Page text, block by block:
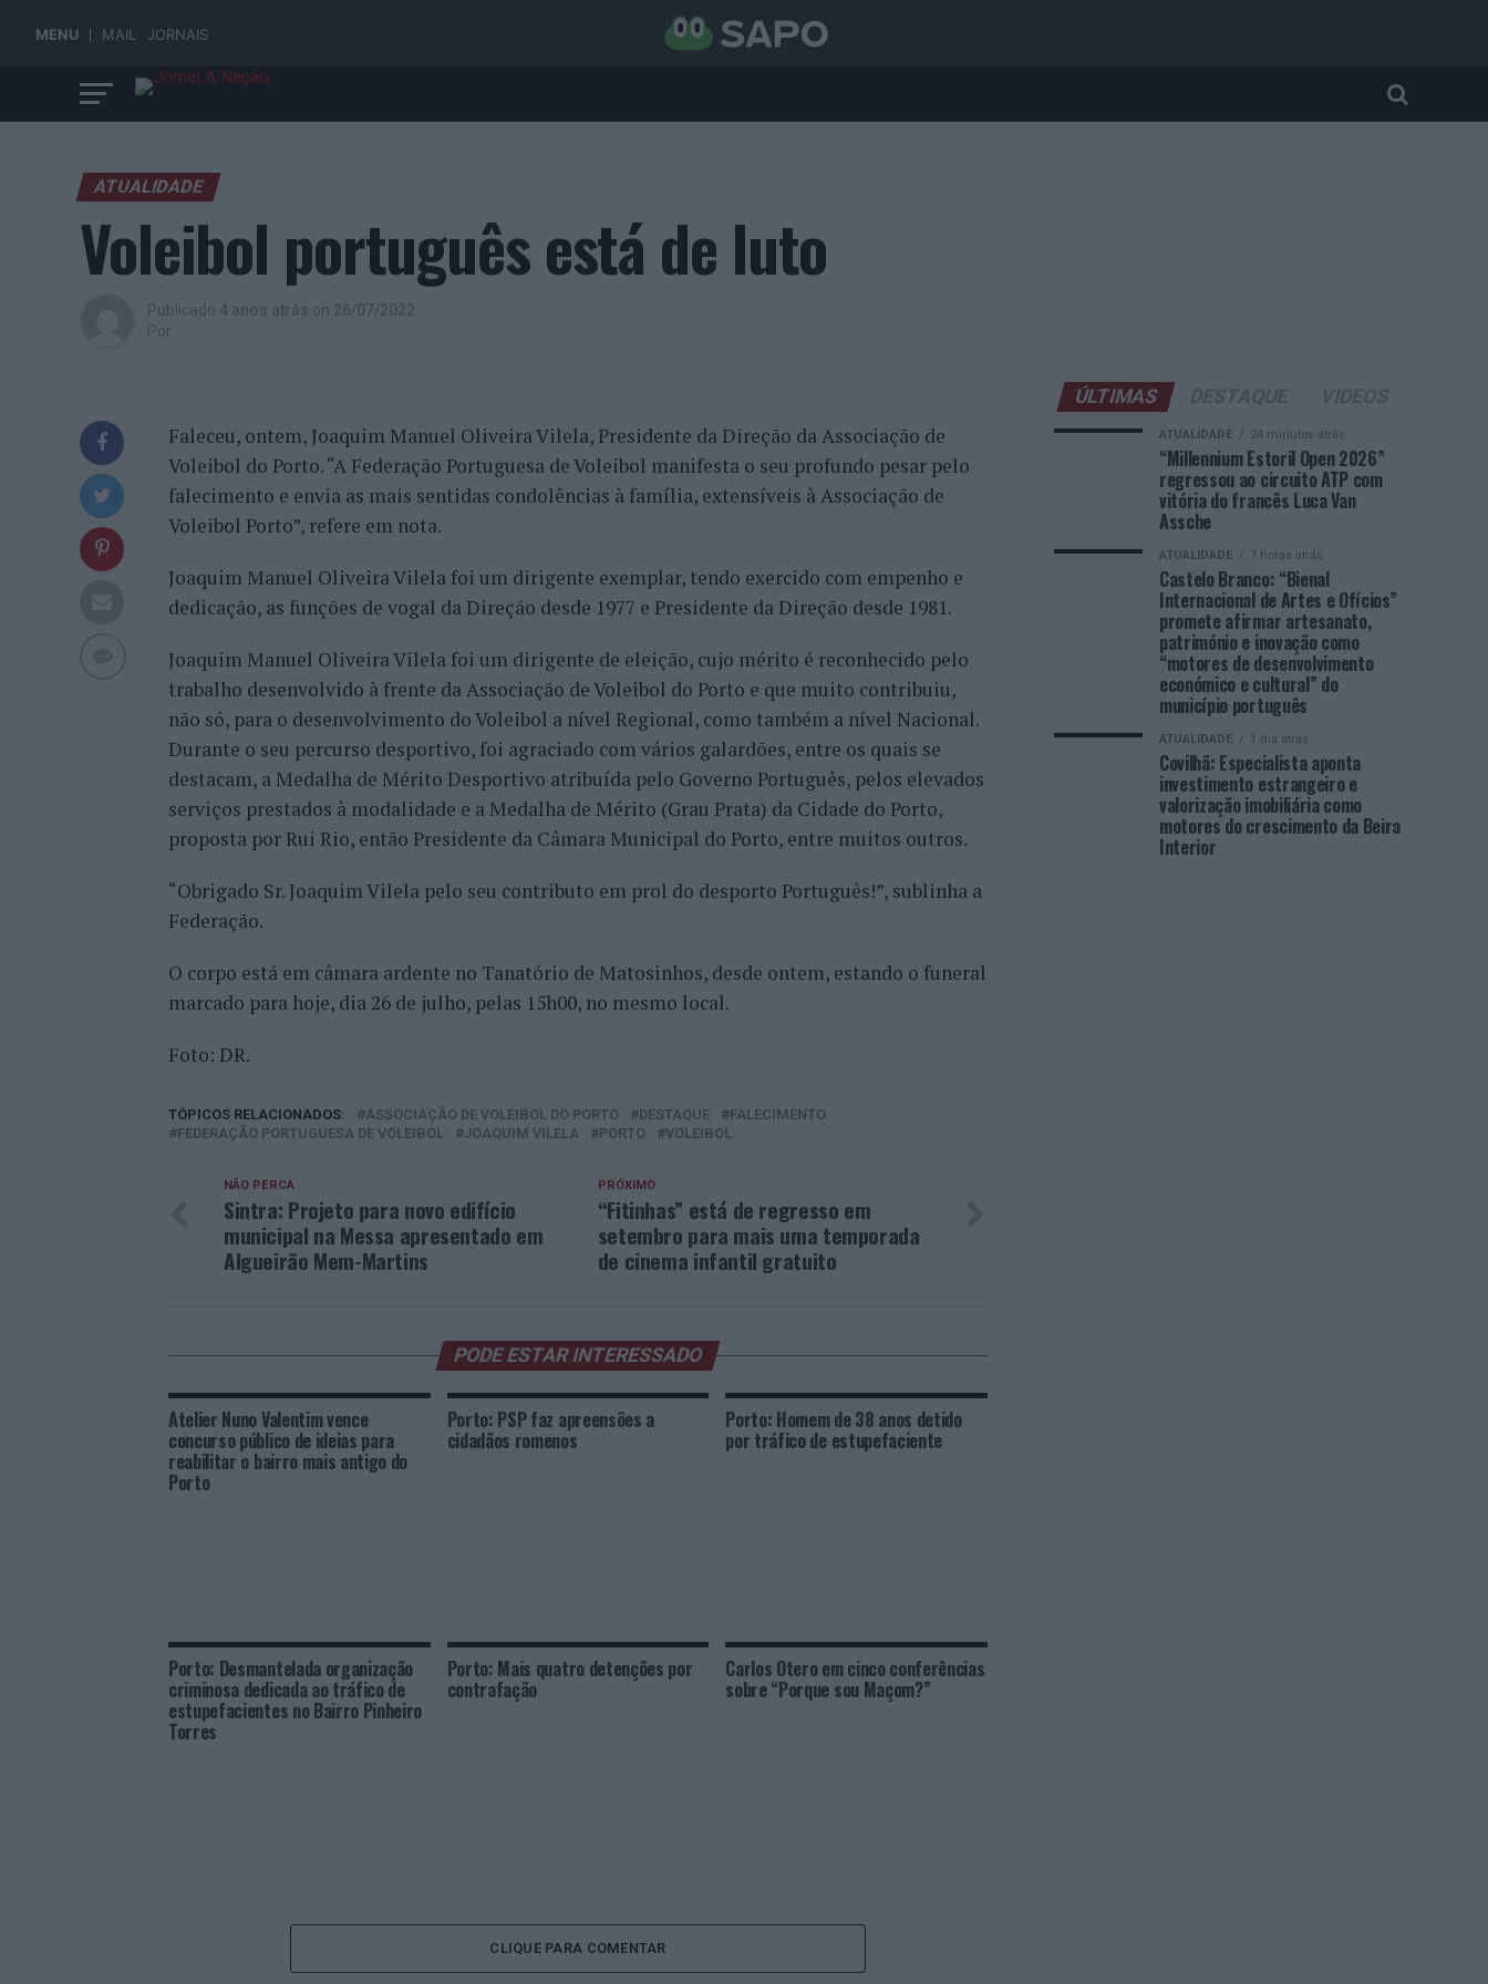
MENU MAIL JORNAIS
ATUALIDADE
Voleibol português está de luto
Publicado 4 anos atrás on 26/07/2022
Por
Faleceu, ontem, Joaquim Manuel Oliveira Vilela, Presidente da Direção da Associação de
Voleibol do Porto. “A Federação Portuguesa de Voleibol manifesta o seu profundo pesar pelo
falecimento e envia as mais sentidas condolências à família, extensíveis à Associação de
Voleibol Porto”, refere em nota.
Joaquim Manuel Oliveira Vilela foi um dirigente exemplar, tendo exercido com empenho e
dedicação, as funções de vogal da Direção desde 1977 e Presidente da Direção desde 1981.
Joaquim Manuel Oliveira Vilela foi um dirigente de eleição, cujo mérito é reconhecido pelo
trabalho desenvolvido à frente da Associação de Voleibol do Porto e que muito contribuiu,
não só, para o desenvolvimento do Voleibol a nível Regional, como também a nível Nacional.
Durante o seu percurso desportivo, foi agraciado com vários galardões, entre os quais se
destacam, a Medalha de Mérito Desportivo atribuída pelo Governo Português, pelos elevados
serviços prestados à modalidade e a Medalha de Mérito (Grau Prata) da Cidade do Porto,
proposta por Rui Rio, então Presidente da Câmara Municipal do Porto, entre muitos outros.
“Obrigado Sr. Joaquim Vilela pelo seu contributo em prol do desporto Português!”, sublinha a
Federação.
O corpo está em câmara ardente no Tanatório de Matosinhos, desde ontem, estando o funeral
marcado para hoje, dia 26 de julho, pelas 15h00, no mesmo local.
Foto: DR.
TÓPICOS RELACIONADOS: ASSOCIAÇÃO DE VOLEIBOL DO PORTO DESTAQUE
FALECIMENTO
FEDERAÇÃO PORTUGUESA DE VOLEIBOL
JOAQUIM VILELA PORTO VOLEIBOL
PRÓXIMO
“Fitinhas” está de regresso em
setembro para mais uma temporada
de cinema infantil gratuito
NÃO PERCA
Sintra: Projeto para novo edifício
municipal na Messa apresentado em
Algueirão Mem-Martins
PODE ESTAR INTERESSADO
Atelier Nuno Valentim vence
concurso público de ideias para
reabilitar o bairro mais antigo do
Porto
Porto: PSP faz apreensões a
cidadãos romenos
Porto: Homem de 38 anos detido
por tráfico de estupefaciente
Porto: Desmantelada organização
criminosa dedicada ao tráfico de
estupefacientes no Bairro Pinheiro
Torres
Porto: Mais quatro detenções por
contrafação
Carlos Otero em cinco conferências
sobre “Porque sou Maçom?”
CLIQUE PARA COMENTAR
ÚLTIMAS
ATUALIDADE 24 minutos atrás
“Millennium Estoril Open 2026”
regressou ao circuito ATP com
vitória do francês Luca Van
Assche
ATUALIDADE 7 horas atrás
Castelo Branco: “Bienal
Internacional de Artes e Ofícios”
promete afirmar artesanato,
património e inovação como
“motores de desenvolvimento
económico e cultural” do
município português
ATUALIDADE 1 dia atrás
Covilhã: Especialista aponta
investimento estrangeiro e
valorização imobiliária como
motores do crescimento da Beira
Interior